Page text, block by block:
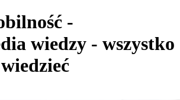
-
wiedzy - wszystko